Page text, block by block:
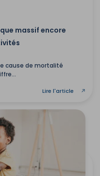
massif encore
cause de mortalité
Lire l'article